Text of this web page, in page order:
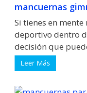
mancuernas
Si tienes en
deportivo dentro
decisión que
Leer Más